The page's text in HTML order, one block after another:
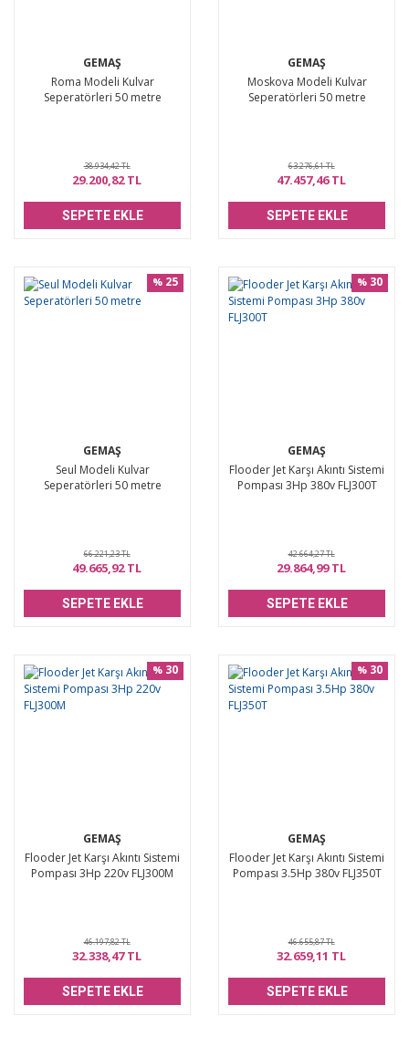
GEMAŞ
Roma Modeli Kulvar
Seperatörleri 50 metre
38.934,42 TL
29.200,82 TL
SEPETE EKLE
GEMAŞ
Moskova Modeli Kulvar
Seperatörleri 50 metre
63.276,61 TL
47.457,46 TL
SEPETE EKLE
GEMAŞ
Seul Modeli Kulvar
Seperatörleri 50 metre
% 25
66.221,23 TL
49.665,92 TL
SEPETE EKLE
GEMAŞ
Flooder Jet Karşı Akıntı Sistemi
Pompası 3Hp 380v FLJ300T
% 30
42.664,27 TL
29.864,99 TL
SEPETE EKLE
GEMAŞ
Flooder Jet Karşı Akıntı Sistemi
Pompası 3Hp 220v FLJ300M
% 30
46.197,82 TL
32.338,47 TL
SEPETE EKLE
GEMAŞ
Flooder Jet Karşı Akıntı Sistemi
Pompası 3.5Hp 380v FLJ350T
% 30
46.655,87 TL
32.659,11 TL
SEPETE EKLE